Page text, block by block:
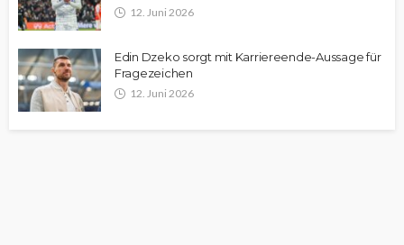
12. Juni 2026
Edin Dzeko sorgt mit Karriereende-Aussage für
Fragezeichen
12. Juni 2026